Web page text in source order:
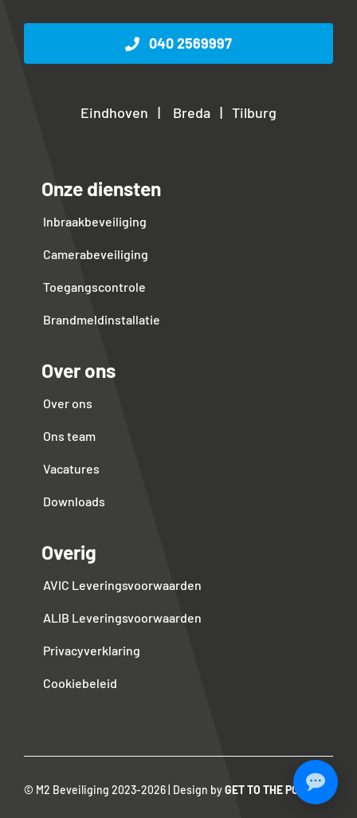
040 2569997
Eindhoven | Breda | Tilburg
Onze diensten
Inbraakbeveiliging
Camerabeveiliging
Toegangscontrole
Brandmeldinstallatie
Over ons
Over ons
Ons team
Vacatures
Downloads
Overig
AVIC Leveringsvoorwaarden
ALIB Leveringsvoorwaarden
Privacyverklaring
Cookiebeleid
© M2 Beveiliging 2023-2026 | Design byGET TO THE POINT